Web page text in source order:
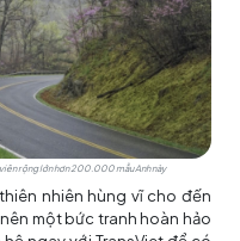
rộng lớn hơn 200.000 mẫu Anh này
nhiên hùng vĩ cho đến
một bức tranh hoàn hảo